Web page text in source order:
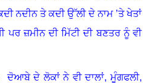
ਨਦੀਨ ਤੇ ਕਦੀ ਉੱਲੀ ਦੇ ਨਾਮ ’ਤੇ ਖੇਤਾਂ
ਪਰ ਜ਼ਮੀਨ ਦੀ ਮਿੱਟੀ ਦੀ ਬਣਤਰ ਨੂੰ ਵੀ
ਦੇ ਲੋਕਾਂ ਨੇ ਵੀ ਦਾਲਾਂ,ਮੂੰਗਫਲੀ,